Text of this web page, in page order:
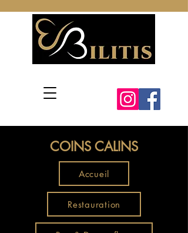
COINS CALINS
Accueil
Restauration